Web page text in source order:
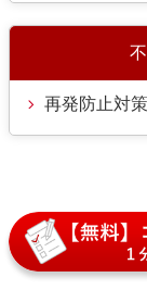
再発防止対